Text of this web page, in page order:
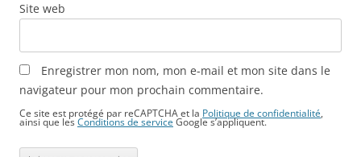
Site web
Enregistrer mon nom, mon e-mail et mon site dans le
navigateur pour mon prochain commentaire.
Ce site est protégé par reCAPTCHA et la Politique de confidentialité
ainsi que lesConditions de service Google s’appliquent.